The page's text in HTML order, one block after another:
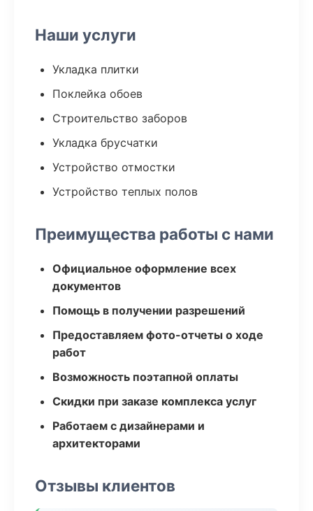
Наши услуги
Укладка плитки
Поклейка обоев
Строительство заборов
Укладка брусчатки
Устройство отмостки
Устройство теплых полов
Преимущества работы с нами
Официальное оформление всех
документов
Помощь в получении разрешений
Предоставляем фото-отчеты о ходе
работ
Возможность поэтапной оплаты
Скидки при заказе комплекса услуг
Работаем с дизайнерами и
архитекторами
Отзывы клиентов